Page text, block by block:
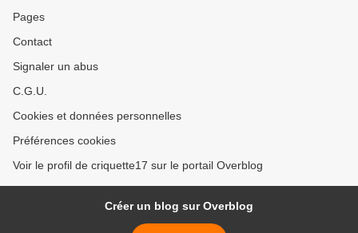
Pages
Contact
Signaler un abus
C.G.U.
Cookies et données personnelles
Préférences cookies
Voir le profil de criquette17 sur le portail Overblog
Créer un blog sur Overblog